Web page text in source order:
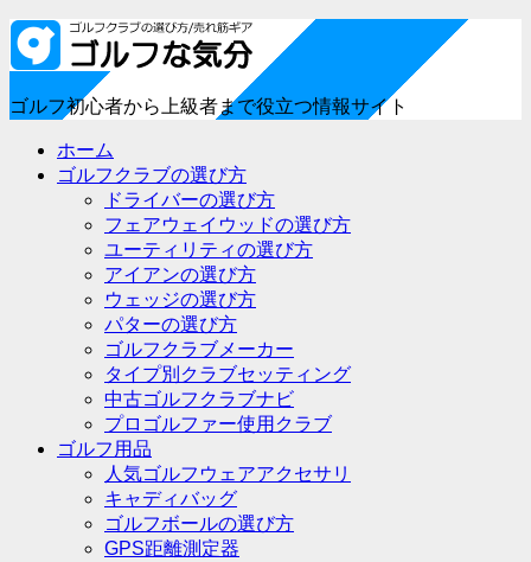
ゴルフ初心者から上級者まで役立つ情報サイト
ホーム
ゴルフクラブの選び方
ドライバーの選び方
フェアウェイウッドの選び方
ユーティリティの選び方
アイアンの選び方
ウェッジの選び方
パターの選び方
ゴルフクラブメーカー
タイプ別クラブセッティング
中古ゴルフクラブナビ
プロゴルファー使用クラブ
ゴルフ用品
人気ゴルフウェアアクセサリ
キャディバッグ
ゴルフボールの選び方
GPS距離測定器